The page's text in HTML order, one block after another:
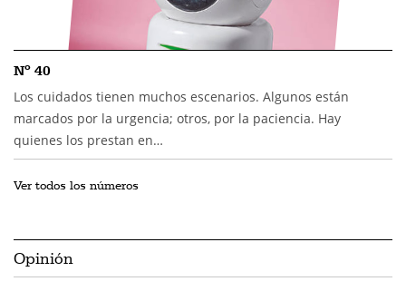
Nº 40
Los cuidados tienen muchos escenarios. Algunos están
marcados por la urgencia; otros, por la paciencia. Hay
quienes los prestan en…
Ver todos los números
Opinión